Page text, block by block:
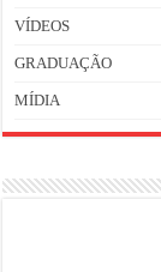
VÍDEOS
GRADUAÇÃO
MÍDIA